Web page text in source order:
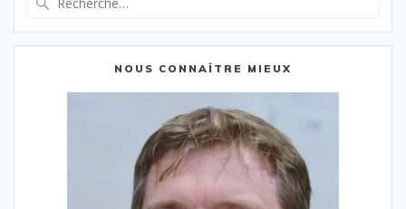
:
NOUS CONNAÎTRE MIEUX